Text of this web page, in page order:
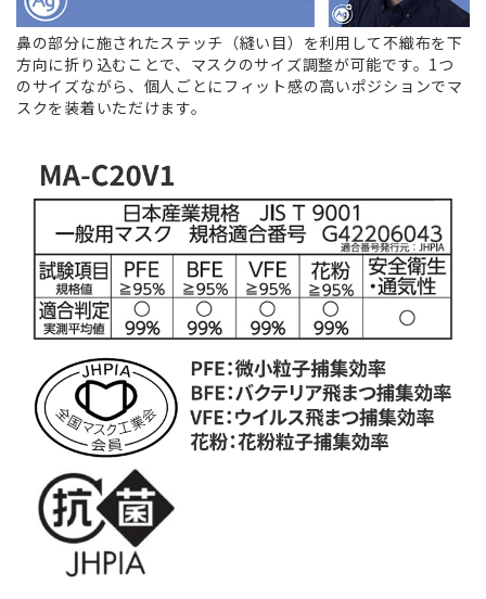
鼻の部分に施されたステッチ（縫い目）を利用して不織布を下
方向に折り込むことで、マスクのサイズ調整が可能です。1つ
のサイズながら、個人ごとにフィット感の高いポジションでマ
スクを装着いただけます。